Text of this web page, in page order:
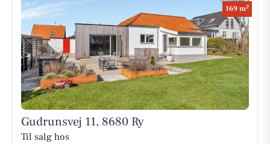
169 m2
Gudrunsvej 11, 8680 Ry
Til salg hos